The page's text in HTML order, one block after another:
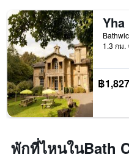
Yha
1.3 กม.
฿1,827
พักที่ไหนในBath